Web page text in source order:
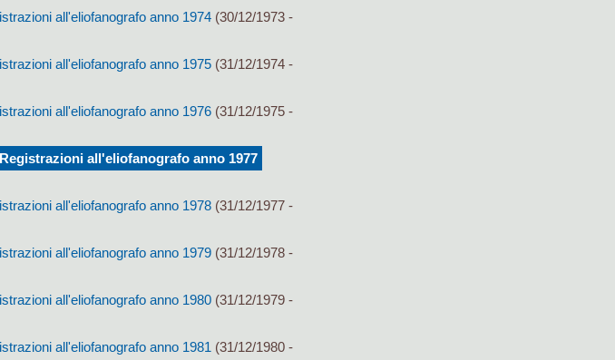
all'eliofanografo anno 1974(30/12/1973 -
all'eliofanografo anno 1975(31/12/1974 -
all'eliofanografo anno 1976(31/12/1975 -
all'eliofanografo anno 1977
all'eliofanografo anno 1978(31/12/1977 -
all'eliofanografo anno 1979(31/12/1978 -
all'eliofanografo anno 1980(31/12/1979 -
all'eliofanografo anno 1981 (31/12/1980 -